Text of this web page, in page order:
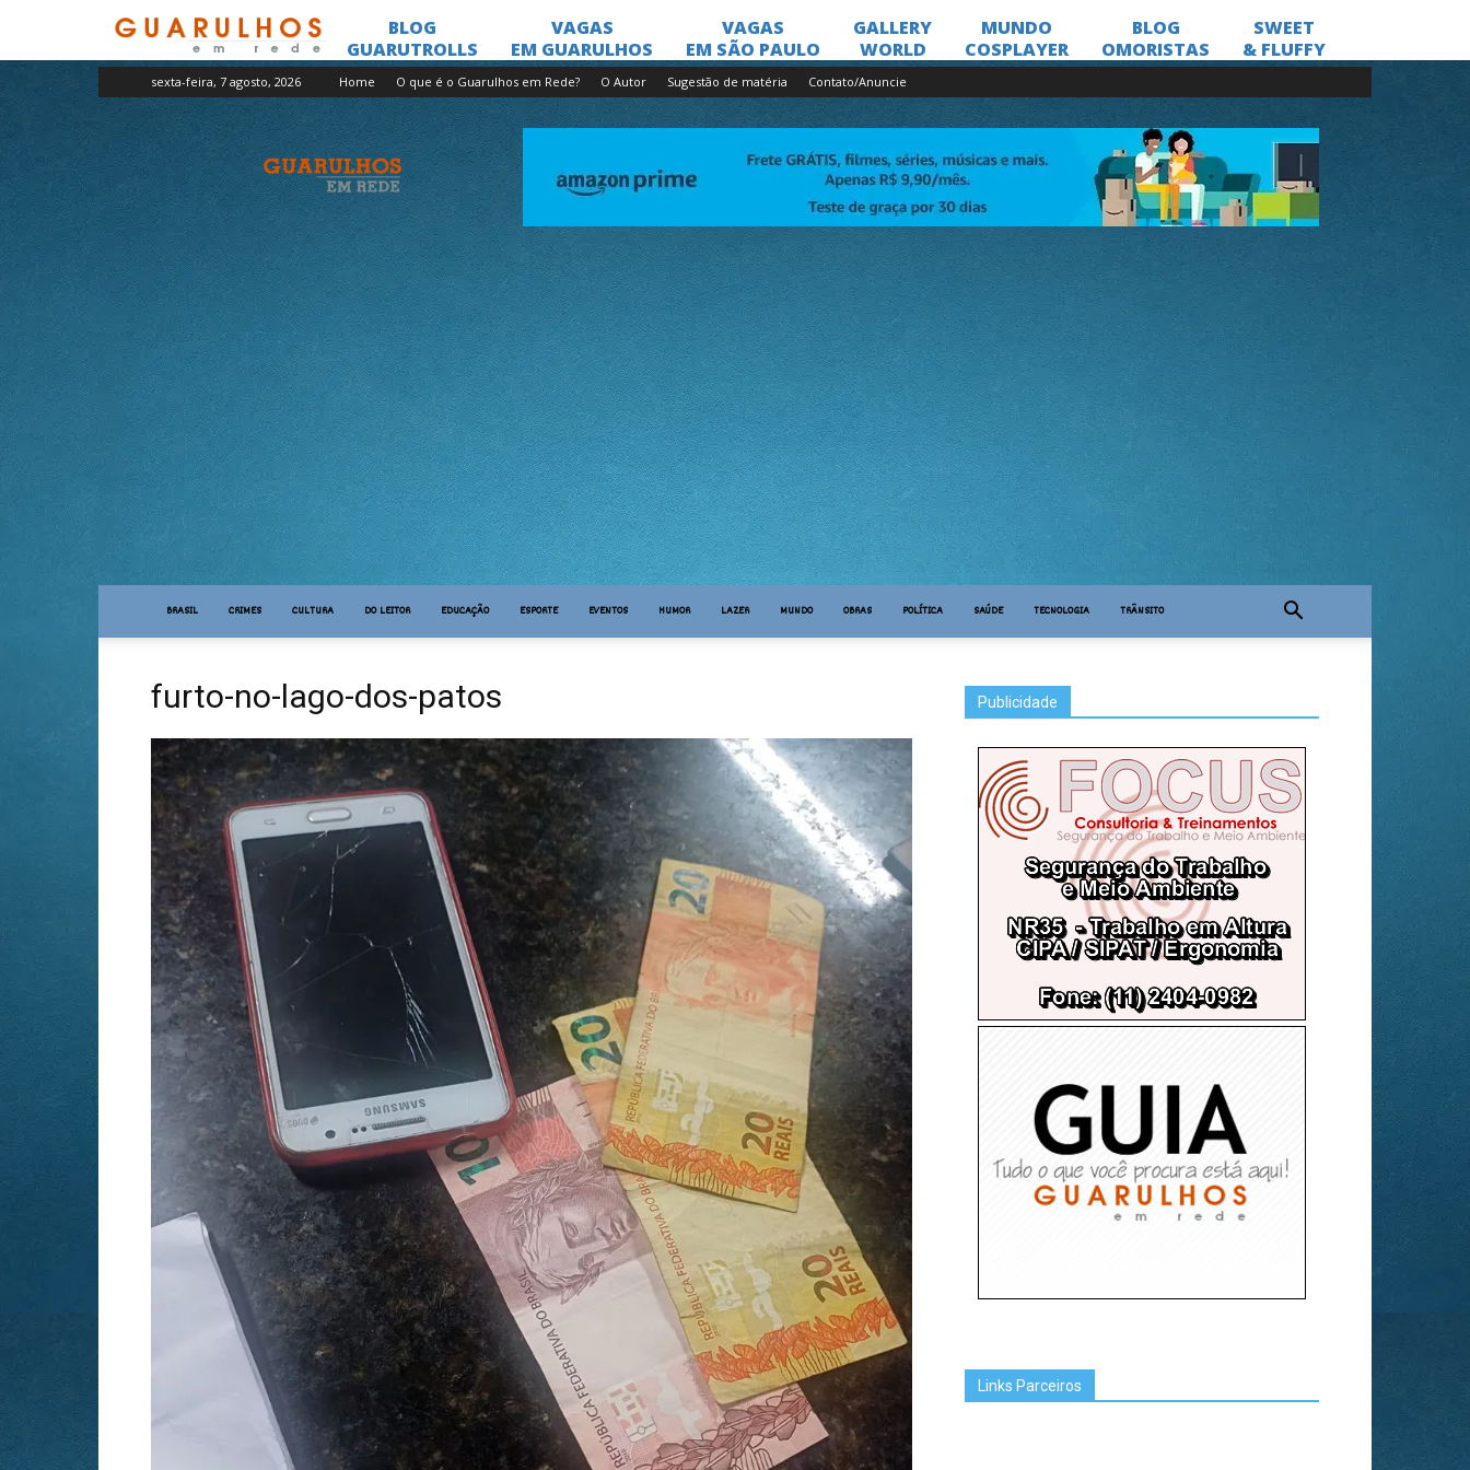
sexta-feira, 7 agosto, 2026 Home O que é o Guarulhos em Rede? O Autor Sugestão de matéria Contato/Anuncie
Guarulhos
em
Rede
BRASIL CRIMES CULTURA DO LEITOR EDUCAÇÃO ESPORTE EVENTOS HUMOR LAZER MUNDO OBRAS POLÍTICA SAÚDE TECNOLOGIA TRÂNSITO
furto-no-lago-dos-patos Publicidade
Links Parceiros